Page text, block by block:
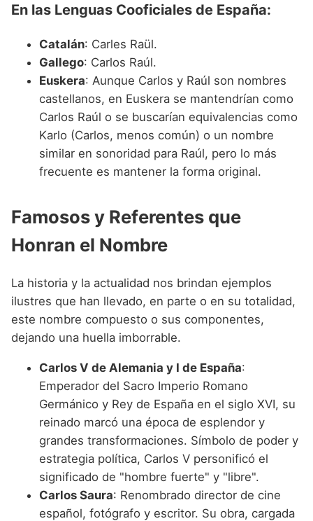
En las Lenguas Cooficiales de España:
Catalán: Carles Raül.
Gallego: Carlos Raúl.
Euskera: Aunque Carlos y Raúl son nombres
castellanos, en Euskera se mantendrían como
Carlos Raúl o se buscarían equivalencias como
Karlo (Carlos, menos común) o un nombre
similar en sonoridad para Raúl, pero lo más
frecuente es mantener la forma original.
Famosos y Referentes que
Honran el Nombre
La historia y la actualidad nos brindan ejemplos
ilustres que han llevado, en parte o en su totalidad,
este nombre compuesto o sus componentes,
dejando una huella imborrable.
Carlos V de Alemania y I de España:
Emperador del Sacro Imperio Romano
Germánico y Rey de España en el siglo XVI, su
reinado marcó una época de esplendor y
grandes transformaciones. Símbolo de poder y
estrategia política, Carlos V personificó el
significado de "hombre fuerte" y "libre".
Carlos Saura: Renombrado director de cine
español, fotógrafo y escritor. Su obra, cargada